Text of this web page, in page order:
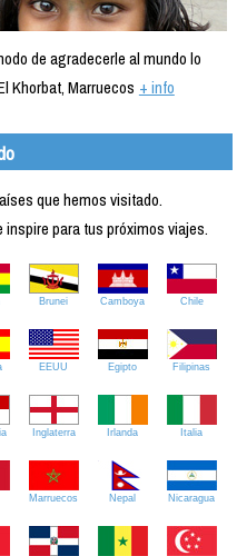
de agradecerle al mundo lo
Khorbat, Marruecos + info
que hemos visitado.
para tus próximos viajes.
Brunei Camboya Chile
EEUU Egipto Filipinas
Inglaterra Irlanda Italia
Marruecos Nepal Nicaragua